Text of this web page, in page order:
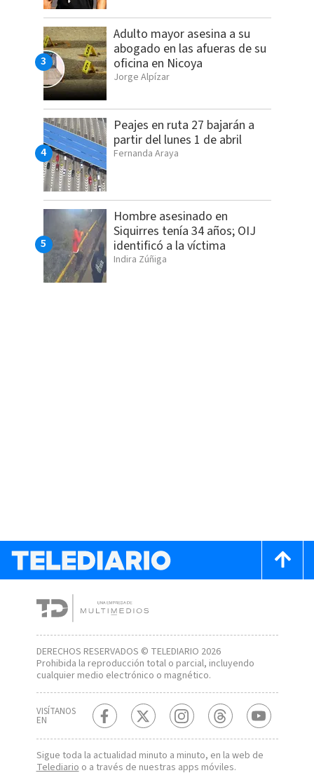
Adulto mayor asesina a su
abogado en las afueras de su
oficina en Nicoya
Jorge Alpízar
Peajes en ruta 27 bajarán a
partir del lunes 1 de abril
Fernanda Araya
Hombre asesinado en
Siquirres tenía 34 años; OIJ
identificó a la víctima
Indira Zúñiga
DERECHOS RESERVADOS © TELEDIARIO 2026
Prohibida la reproducción total o parcial, incluyendo
cualquier medio electrónico o magnético.
VISÍTANOS
EN
Sigue toda la actualidad minuto a minuto, en la web de
Telediarioo a través de nuestras apps móviles.